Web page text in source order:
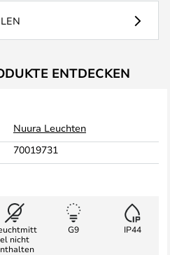
ENTDECKEN
Nuura Leuchten
70019731
el nicht
G9 IP44